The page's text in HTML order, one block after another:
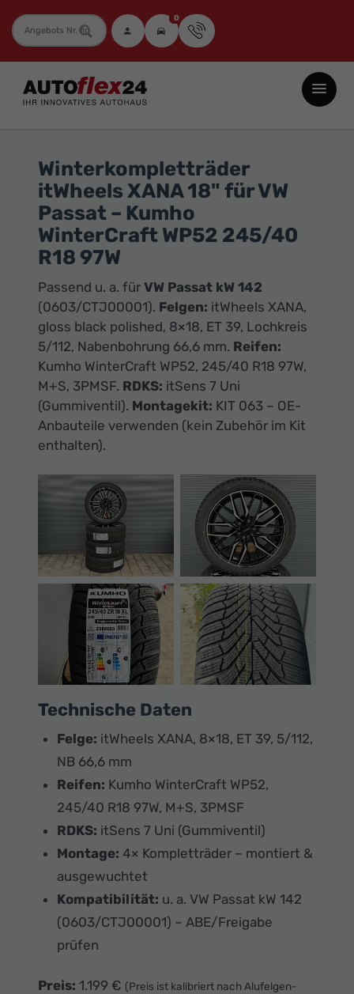
Fahrzeugnummer 0
Autoflex24
GmbH
Neuwagen
Jahreswagen
und
Gebrauchtwagen
Top-
Preisen
Innovatives
Autohaus
Winterkompletträder
itWheels XANA 18" für VW
Passat – Kumho
WinterCraft WP52 245/40
R18 97W
Passend u. a. für VW Passat kW 142
(0603/CTJ00001). Felgen: itWheels XANA,
gloss black polished, 8×18, ET 39, Lochkreis
5/112, Nabenbohrung 66,6 mm. Reifen:
Kumho WinterCraft WP52, 245/40 R18 97W,
M+S, 3PMSF. RDKS: itSens 7 Uni
(Gummiventil). Montagekit: KIT 063 – OE-
Anbauteile verwenden (kein Zubehör im Kit
enthalten).
Technische Daten
Felge: itWheels XANA, 8×18, ET 39, 5/112,
NB 66,6 mm
Reifen: Kumho WinterCraft WP52,
245/40 R18 97W, M+S, 3PMSF
RDKS: itSens 7 Uni (Gummiventil)
Montage: 4× Kompletträder – montiert &
ausgewuchtet
Kompatibilität: u. a. VW Passat kW 142
(0603/CTJ00001) – ABE/Freigabe
prüfen
Preis: 1.199 € (Preis ist kalibriert nach Alufelgen-